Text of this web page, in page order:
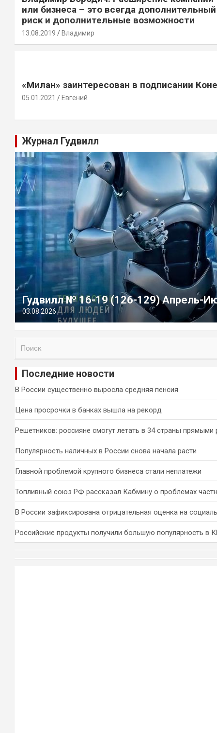
или бизнеса – это всегда дополнительный
риск и дополнительные возможности
13.08.2019 Владимир
«Милан» заинтересован в подписании Коне
05.01.2021 Евгений
Журнал Гудвилл
Гудвилл № 16-19 (126-129) Апрель-
03.08.2026
и
Последние новости
В России существенно выросла средняя пенсия
Цена просрочки в банках вышла на рекорд
Решетников: россияне смогут летать в 34 страны прямыми
Популярность наличных в России снова начала расти
Главной проблемой крупного бизнеса стали неплатежи
Топливный союз РФ рассказал Кабмину о проблемах
В России зафиксирована отрицательная оценка на
Российские продукты получили большую популярность в